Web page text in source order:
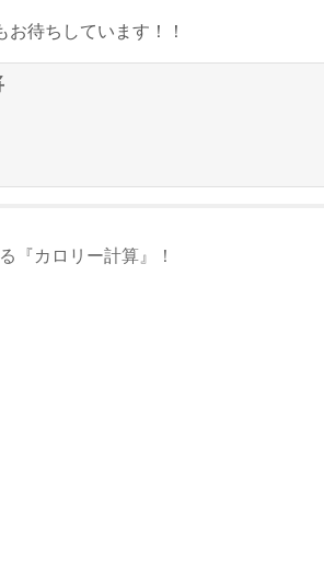
待ちしています！！
『カロリー計算』！